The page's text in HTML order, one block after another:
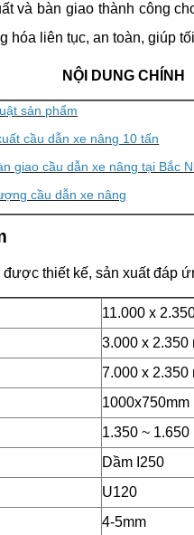
và bàn giao thành công
hóa liên tục, an toàn, giúp
NỘI DUNG CHÍNH
sản phẩm
cầu dẫn xe nâng 10 tấn
giao cầu dẫn xe nâng tại Bắc
cầu dẫn xe nâng
thiết kế, sản xuất đáp
11.000 x
3.000 x 2.350
7.000 x 2.350
1000x750mm
1.350 ~ 1.650
Dầm I250
U120
4-5mm